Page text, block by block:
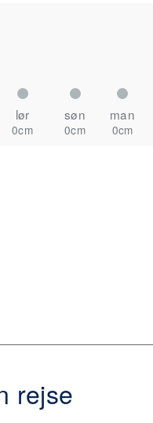
lør søn man
0cm 0cm 0cm
rejse